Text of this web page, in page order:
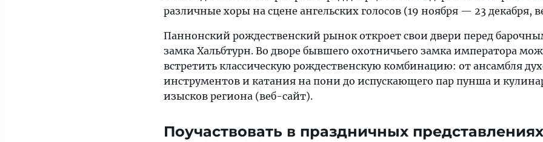
различные хоры на сцене ангельских голосов (19 ноября — 23 декабря,
Паннонский рождественский рынок откроет свои двери перед
замка Хальбтурн. Во дворе бывшего охотничьего замка императора
встретить классическую рождественскую комбинацию: от ансамбля
инструментов и катания на пони до испускающего пар пунша и
изысков региона (веб-сайт).
Поучаствовать в праздничных представлениях